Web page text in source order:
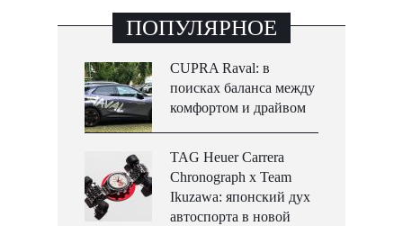
ПОПУЛЯРНОЕ
CUPRA Raval: в
поисках баланса между
комфортом и драйвом
TAG Heuer Carrera
Chronograph x Team
Ikuzawa: японский дух
автоспорта в новой